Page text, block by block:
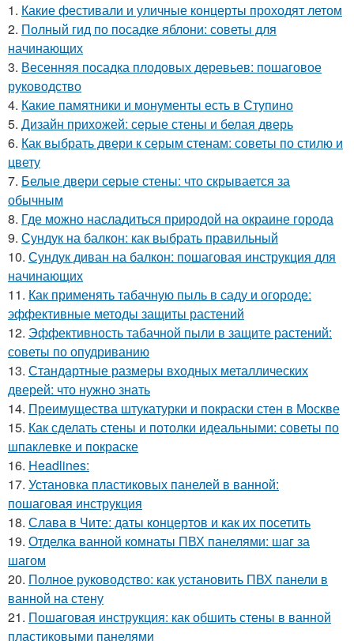
1. Какие фестивали и уличные концерты проходят летом
2. Полный гид по посадке яблони: советы для
начинающих
3. Весенняя посадка плодовых деревьев: пошаговое
руководство
4. Какие памятники и монументы есть в Ступино
5. Дизайн прихожей: серые стены и белая дверь
6. Как выбрать двери к серым стенам: советы по стилю и
цвету
7. Белые двери серые стены: что скрывается за
обычным
8. Где можно насладиться природой на окраине города
9. Сундук на балкон: как выбрать правильный
10. Сундук диван на балкон: пошаговая инструкция для
начинающих
11. Как применять табачную пыль в саду и огороде:
эффективные методы защиты растений
12. Эффективность табачной пыли в защите растений:
советы по опудриванию
13. Стандартные размеры входных металлических
дверей: что нужно знать
14. Преимущества штукатурки и покраски стен в Москве
15. Как сделать стены и потолки идеальными: советы по
шпаклевке и покраске
16. Headlines:
17. Установка пластиковых панелей в ванной:
пошаговая инструкция
18. Слава в Чите: даты концертов и как их посетить
19. Отделка ванной комнаты ПВХ панелями: шаг за
шагом
20. Полное руководство: как установить ПВХ панели в
ванной на стену
21. Пошаговая инструкция: как обшить стены в ванной
пластиковыми панелями